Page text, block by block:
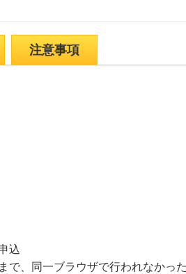
注意事項
込
で、同一ブラウザで行われなかっ